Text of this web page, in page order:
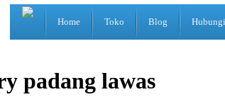
Home Toko Blog
padang lawas